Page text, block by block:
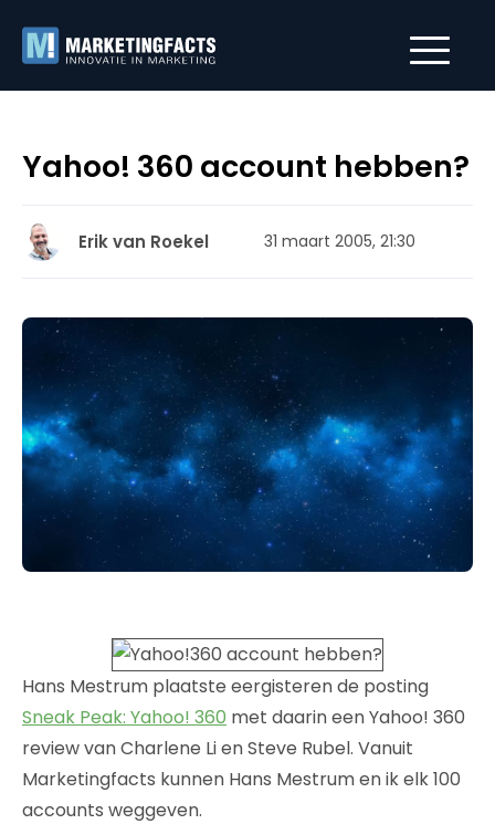
Yahoo! 360 account hebben?
Erik van Roekel 31 maart 2005, 21:30
Hans Mestrum plaatste eergisteren de posting
Sneak Peak: Yahoo! 360 met daarin een Yahoo! 360
review van Charlene Li en Steve Rubel. Vanuit
Marketingfacts kunnen Hans Mestrum en ik elk 100
accounts weggeven.